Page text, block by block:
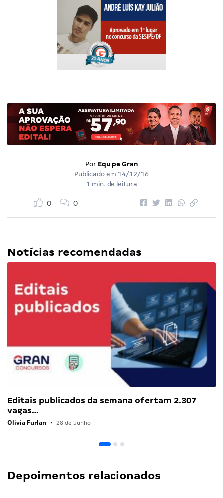
Por Equipe Gran
Publicado em 14/12/16
1 min. de leitura
0 0
Notícias recomendadas
Editais publicados da semana ofertam 2.307
vagas…
Olivia Furlan • 28 de Junho
Depoimentos relacionados